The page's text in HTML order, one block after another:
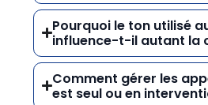
Pourquoi le ton utilisé
influence-t-il autant la
Comment gérer les
est seul ou en